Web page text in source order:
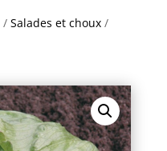
/ Salades et choux/